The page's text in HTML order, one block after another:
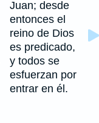
Juan; desde
entonces el
reino de Dios
es predicado,
y todos se
esfuerzan por
entrar en él.